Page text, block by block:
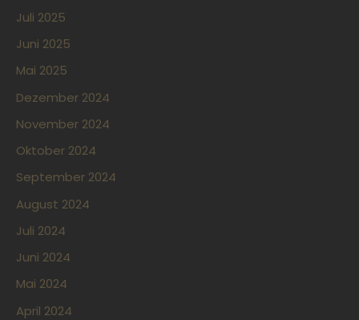
Juli 2025
Juni 2025
Mai 2025
Dezember 2024
November 2024
Oktober 2024
September 2024
August 2024
Juli 2024
Juni 2024
Mai 2024
April 2024